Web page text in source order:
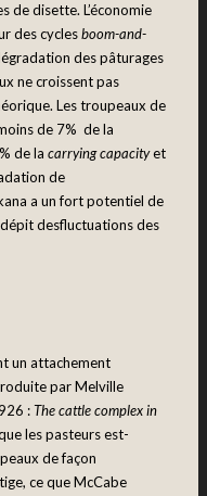
de disette. L’économie
des cyclesboom-and-
des pâturages
ne croissent pas
Les troupeaux de
de 7% de la
de la carrying capacityet
de
a un fort potentiel de
desfluctuations des
un attachement
par Melville
:The cattle complex in
les pasteurs est-
de façon
ce que McCabe